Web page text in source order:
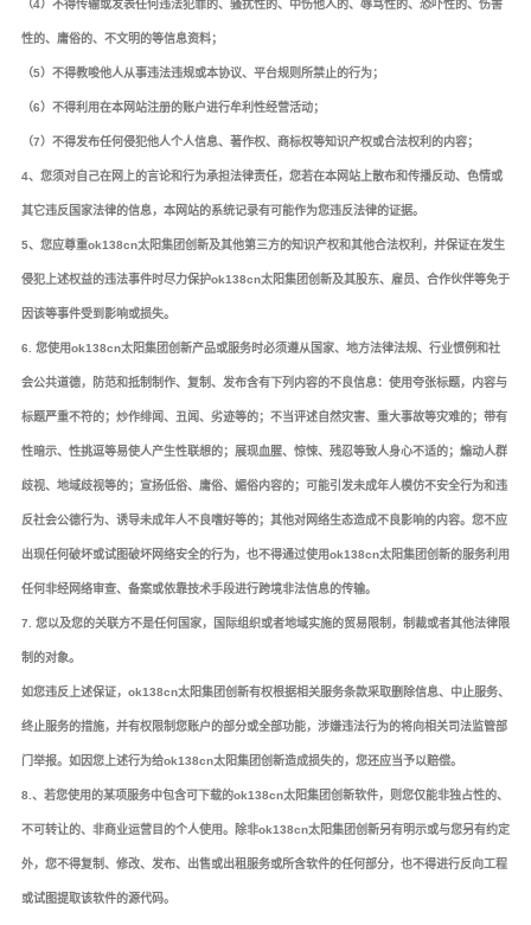
（4）不得传输或发表任何违法犯罪的、骚扰性的、中伤他人的、辱骂性的、恐吓性的、伤害
性的、庸俗的、不文明的等信息资料；
（5）不得教唆他人从事违法违规或本协议、平台规则所禁止的行为；
（6）不得利用在本网站注册的账户进行牟利性经营活动；
（7）不得发布任何侵犯他人个人信息、著作权、商标权等知识产权或合法权利的内容；
4、您须对自己在网上的言论和行为承担法律责任，您若在本网站上散布和传播反动、色情或
其它违反国家法律的信息，本网站的系统记录有可能作为您违反法律的证据。
5、您应尊重ok138cn太阳集团创新及其他第三方的知识产权和其他合法权利，并保证在发生
侵犯上述权益的违法事件时尽力保护ok138cn太阳集团创新及其股东、雇员、合作伙伴等免于
因该等事件受到影响或损失。
6. 您使用ok138cn太阳集团创新产品或服务时必须遵从国家、地方法律法规、行业惯例和社
会公共道德，防范和抵制制作、复制、发布含有下列内容的不良信息：使用夸张标题，内容与
标题严重不符的；炒作绯闻、丑闻、劣迹等的；不当评述自然灾害、重大事故等灾难的；带有
性暗示、性挑逗等易使人产生性联想的；展现血腥、惊悚、残忍等致人身心不适的；煽动人群
歧视、地域歧视等的；宣扬低俗、庸俗、媚俗内容的；可能引发未成年人模仿不安全行为和违
反社会公德行为、诱导未成年人不良嗜好等的；其他对网络生态造成不良影响的内容。您不应
出现任何破坏或试图破坏网络安全的行为，也不得通过使用ok138cn太阳集团创新的服务利用
任何非经网络审查、备案或依靠技术手段进行跨境非法信息的传输。
7. 您以及您的关联方不是任何国家，国际组织或者地域实施的贸易限制，制裁或者其他法律限
制的对象。
如您违反上述保证，ok138cn太阳集团创新有权根据相关服务条款采取删除信息、中止服务、
终止服务的措施，并有权限制您账户的部分或全部功能，涉嫌违法行为的将向相关司法监管部
门举报。如因您上述行为给ok138cn太阳集团创新造成损失的，您还应当予以赔偿。
8.、若您使用的某项服务中包含可下载的ok138cn太阳集团创新软件，则您仅能非独占性的、
不可转让的、非商业运营目的个人使用。除非ok138cn太阳集团创新另有明示或与您另有约定
外，您不得复制、修改、发布、出售或出租服务或所含软件的任何部分，也不得进行反向工程
或试图提取该软件的源代码。